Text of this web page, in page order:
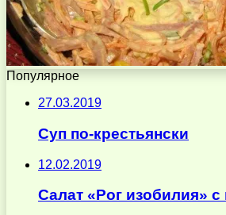
Популярное
27.03.2019
Суп по-крестьянски
12.02.2019
Салат «Рог изобилия»